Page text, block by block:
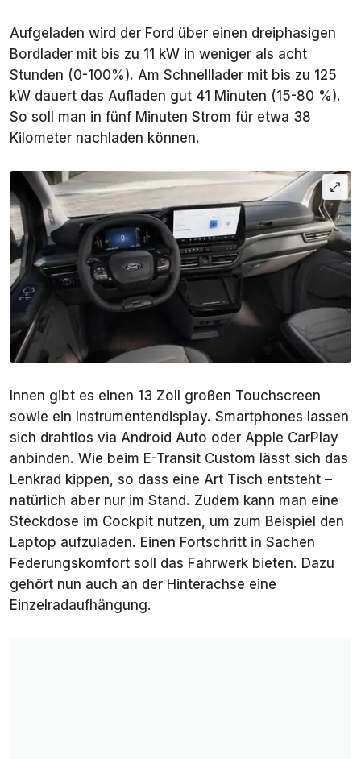
Aufgeladen wird der Ford über einen dreiphasigen
Bordlader mit bis zu 11 kW in weniger als acht
Stunden (0-100%). Am Schnelllader mit bis zu 125
kW dauert das Aufladen gut 41 Minuten (15-80 %).
So soll man in fünf Minuten Strom für etwa 38
Kilometer nachladen können.
Innen gibt es einen 13 Zoll großen Touchscreen
sowie ein Instrumentendisplay. Smartphones lassen
sich drahtlos via Android Auto oder Apple CarPlay
anbinden. Wie beim E-Transit Custom lässt sich das
Lenkrad kippen, so dass eine Art Tisch entsteht –
natürlich aber nur im Stand. Zudem kann man eine
Steckdose im Cockpit nutzen, um zum Beispiel den
Laptop aufzuladen. Einen Fortschritt in Sachen
Federungskomfort soll das Fahrwerk bieten. Dazu
gehört nun auch an der Hinterachse eine
Einzelradaufhängung.